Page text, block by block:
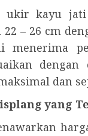
ukir kayu
22 – 26 cm
menerima
dan
yang